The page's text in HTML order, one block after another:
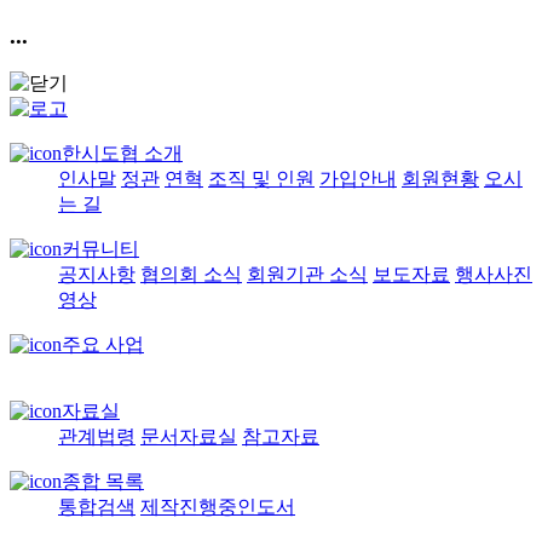
...
한시도협 소개
인사말 정관 연혁 조직 및 인원 가입안내 회원현황 오시
는 길
커뮤니티
공지사항 협의회 소식 회원기관 소식 보도자료 행사사진
영상
주요 사업
자료실
관계법령 문서자료실 참고자료
종합 목록
통합검색 제작진행중인도서